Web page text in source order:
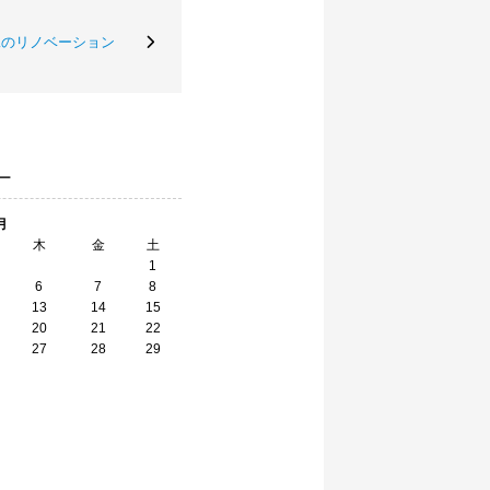
リノベーション
木
金
土
1
6
7
8
13
14
15
20
21
22
27
28 29